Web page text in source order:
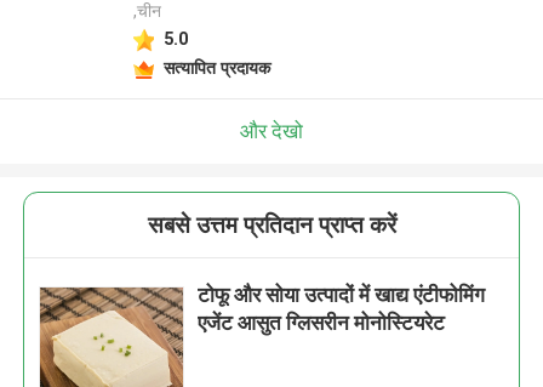
,चीन
5.0
सत्यापित प्रदायक
और देखो
सबसे उत्तम प्रतिदान प्राप्त करें
टोफू और सोया उत्पादों में खाद्य एंटीफोमिंग
एजेंट आसुत ग्लिसरीन मोनोस्टियरेट